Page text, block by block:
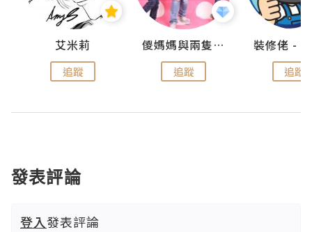
艾米莉
追蹤
儍媽媽與兩隻小魔怪之家
追蹤 追蹤
發表評論
登入發表評論